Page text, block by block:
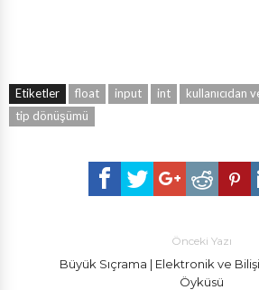
Etiketler float input int kullanıcıdan
tip dönüşümü
Önceki Yazı
Büyük Sıçrama | Elektronik ve
Öyküsü